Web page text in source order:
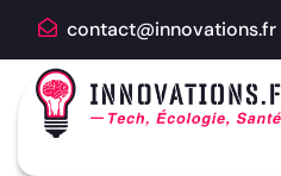
contact@innovations.fr